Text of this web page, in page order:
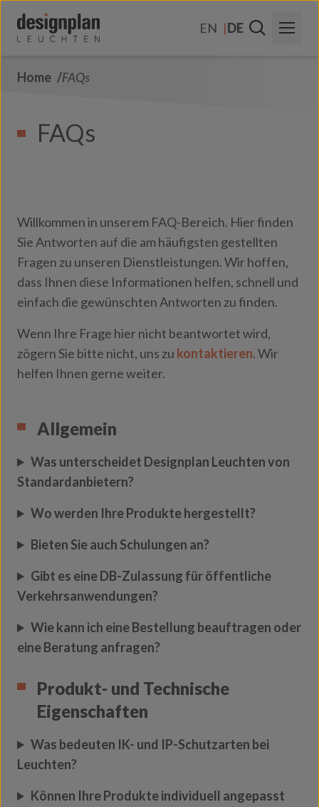
EN
DE
Home FAQs
FAQs
Willkommen in unserem FAQ-Bereich. Hier finden
Sie Antworten auf die am häufigsten gestellten
Fragen zu unseren Dienstleistungen. Wir hoffen,
dass Ihnen diese Informationen helfen, schnell und
einfach die gewünschten Antworten zu finden.
Wenn Ihre Frage hier nicht beantwortet wird,
zögern Sie bitte nicht, uns zu kontaktieren. Wir
helfen Ihnen gerne weiter.
Allgemein
Was unterscheidet Designplan Leuchten von
Standardanbietern?
Wo werden Ihre Produkte hergestellt?
Bieten Sie auch Schulungen an?
Gibt es eine DB-Zulassung für öffentliche
Verkehrsanwendungen?
Wie kann ich eine Bestellung beauftragen oder
eine Beratung anfragen?
Produkt- und Technische
Eigenschaften
Was bedeuten IK- und IP-Schutzarten bei
Leuchten?
Können Ihre Produkte individuell angepasst